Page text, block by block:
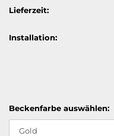
Lieferzeit:
Installation:
Beckenfarbe auswählen: